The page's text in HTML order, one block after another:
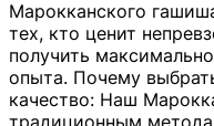
Марокканского
тех, кто ценит
получить
опыта. Почему
качество: Наш
традиционным